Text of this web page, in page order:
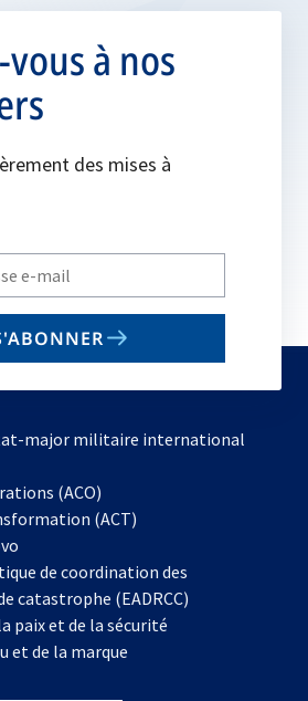
à nos
des mises à
major militaire international
(ACO)
dans
nouvel
onglet
(ACT)
dans
un
nouvel
onglet
de coordination des
catastrophe (EADRCC)
paix et de la sécurité
et de la marque